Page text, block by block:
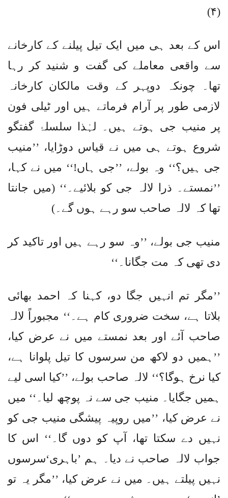
(۴)
اس کے بعد ہی میں ایک تیل پیلنے کے کارخانے
سے واقعی معاملے کی گفت و شنید کر رہا
تھا۔ چونکہ دوپہر کے وقت مالکان کارخانہ
لازمی طور پر آرام فرماتے ہیں اور ٹیلی فون
پر منیب جی ہوتے ہیں۔ لہٰذا سلسلۂ گفتگو
شروع ہوتے ہی میں نے قیاس دوڑایا، ’’منیب
جی ہیں؟‘‘ وہ بولے، ’’جی ہاں!‘‘ میں نے کہا،
’’نمستے۔ ذرا لالہ جی کو بلائیے۔‘‘ (میں جانتا
تھا کہ لالہ صاحب سو رہے ہوں گے۔)
منیب جی بولے، ’’وہ سو رہے ہیں اور تاکید کر
دی تھی کہ مت جگانا۔‘‘
’’مگر تم انہیں جگا دو، کہنا کہ احمد بھائی
بلاتا ہے، سخت ضروری کام ہے۔‘‘ مجبوراً لالہ
صاحب آئے اور بعد نمستے میں نے عرض کیا،
’’ہمیں دو لاکھ من سرسوں کا تیل پلوانا ہے،
کیا نرخ ہوگا؟‘‘ لالہ صاحب بولے، ’’کیا اسی لیے
ہمیں جگایا۔ منیب جی سے نہ پوچھ لیا۔‘‘ میں
نے عرض کیا، ’’میں روپیہ پیشگی منیب جی کو
نہیں دے سکتا تھا، آپ کو دوں گا۔‘‘ اس کا
جواب لالہ صاحب نے دیا۔ ہم ’باہری‘سرسوں
نہیں پیلتے ہیں۔ میں نے عرض کیا، ’’مگر یہ تو